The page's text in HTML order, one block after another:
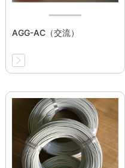
AGG-AC（交流）